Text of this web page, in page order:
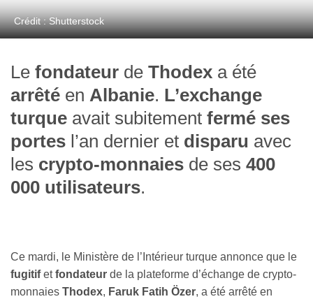
Crédit : Shutterstock
Le fondateur de Thodex a été
arrêté en Albanie. L’exchange
turque avait subitement fermé ses
portes l’an dernier et disparu avec
les crypto-monnaies de ses 400
000 utilisateurs.
Ce mardi, le Ministère de l’Intérieur turque annonce que le
fugitifetfondateur de la plateforme d’échange de crypto-
monnaies Thodex, Faruk Fatih Özer, a été arrêté en